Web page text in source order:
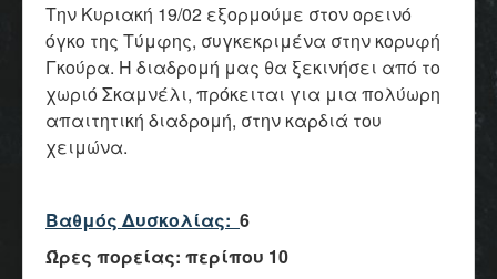
Την Κυριακή 19/02 εξορμούμε στον ορεινό
όγκο της Τύμφης, συγκεκριμένα στην κορυφή
Γκούρα. Η διαδρομή μας θα ξεκινήσει από το
χωριό Σκαμνέλι, πρόκειται για μια πολύωρη
απαιτητική διαδρομή, στην καρδιά του
χειμώνα.
Βαθμός Δυσκολίας: 6
Ώρες πορείας: περίπου 10